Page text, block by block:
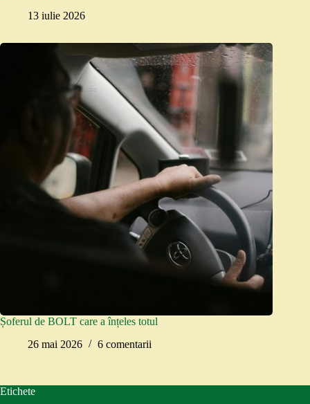
13 iulie 2026
Șoferul de BOLT care a înțeles totul
26 mai 2026
6 comentarii
Etichete